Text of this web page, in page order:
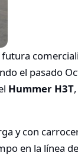
el pasado
Hummer H3T
y con
en la línea